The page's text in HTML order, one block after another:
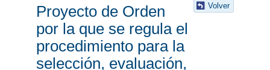
Volver
Proyecto de Orden
por la que se regula el
procedimiento para la
selección, evaluación,